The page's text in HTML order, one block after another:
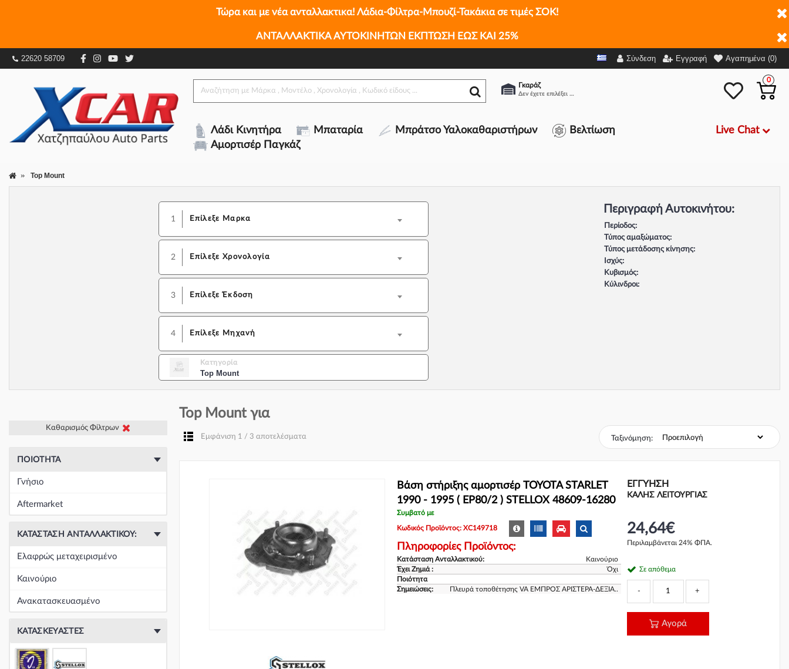
Τώρα και με νέα ανταλλακτικα! Λάδια-Φίλτρα-Μπουζί-Τακάκια σε τιμές ΣΟΚ!
ΑΝΤΑΛΛΑΚΤΙΚΑ ΑΥΤΟΚΙΝΗΤΩΝ ΕΚΠΤΩΣΗ ΕΩΣ ΚΑΙ 25%
22620 58709 Σύνδεση Εγγραφή Αγαπημένα (0)
Γκαράζ
Δεν έχετε επιλέξει αμάξι.
0
Λάδι Κινητήρα Μπαταρία Μπράτσο Υαλοκαθαριστήρων
Βελτίωση
Αμορτισέρ Παγκάζ
Live Chat
Top Mount
1 Επίλεξε Μαρκα
2 Επίλεξε Χρονολογία
3 Επίλεξε Έκδοση
4 Επίλεξε Μηχανή
Κατηγορία
Top Mount
Περιγραφή Αυτοκινήτου:
Περίοδος:
Τύπος αμαξώματος:
Τύπος μετάδοσης κίνησης:
Ισχύς:
Κυβισμός:
Κύλινδροι:
Καθαρισμός Φίλτρων
ΠΟΙΌΤΗΤΑ
Γνήσιο
Aftermarket
ΚΑΤΆΣΤΑΣΗ ΑΝΤΑΛΛΑΚΤΙΚΟΎ:
Ελαφρώς μεταχειρισμένο
Καινούριο
Ανακατασκευασμένο
ΚΑΤΑΣΚΕΥΑΣΤΈΣ
Top Mount για
Εμφάνιση 1 / 3 αποτελέσματα Ταξινόμηση:
Βάση στήριξης αμορτισέρ TOYOTA STARLET
1990 - 1995 ( EP80/2 ) STELLOX 48609-16280
Συμβατό με
Κωδικός Προϊόντος: XC149718
Πληροφορίες Προϊόντος:
Κατάσταση Ανταλλακτικού:
Καινούριο
Έχει Ζημιά :
Όχι
Ποιότητα
Σημειώσεις:
Πλευρά τοποθέτησης VA ΕΜΠΡΟΣ ΑΡΙΣΤΕΡΑ-ΔΕΞΙΑ..
ΕΓΓΎΗΣΗ
ΚΑΛΗΣ ΛΕΙΤΟΥΡΓΙΑΣ
24,64€
Περιλαμβάνεται 24% ΦΠΑ.
Σε απόθεμα
- +
Αγορά